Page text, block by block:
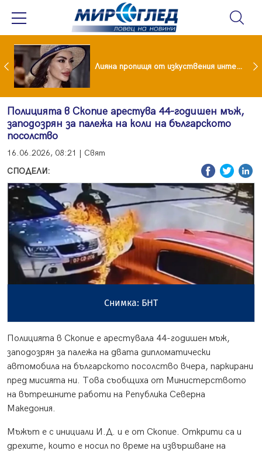
Популярен риалити герой заряза жена си заради друга Лияна пропищя от изкуствения интелект
Полицията в Скопие арестува 44-годишен мъж,
заподозрян за палежа на коли на българското
посолство
16.06.2026, 08:21 | Свят
СПОДЕЛИ:
Снимка: БНТ
Полицията в Скопие е арестувала 44-годишен мъж,
заподозрян за палежа на двата дипломатически
автомобила на българското посолство вчера, паркирани
пред мисията ни. Това съобщиха от Министерството
на вътрешните работи на Република Северна
Македония.
Мъжът е с инициали И.Д. и е от Скопие. Открити са и
дрехите, които е носил по време на извършване на